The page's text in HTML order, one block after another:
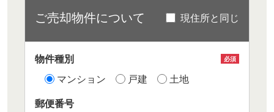
ご売却物件について 現住所と同じ
物件種別 必須
マンション 戸建
土地
郵便番号